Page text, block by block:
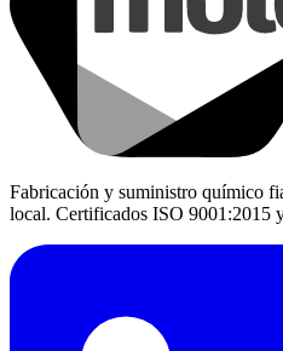
Fabricación y suministro químico
local. Certificados ISO 9001:2015